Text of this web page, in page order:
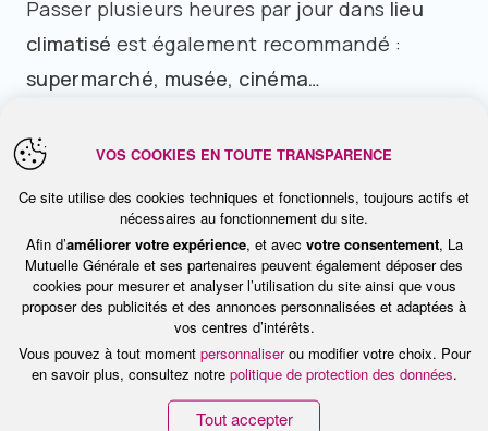
Passer plusieurs heures par jour dans lieu
climatisé est également recommandé :
supermarché, musée, cinéma…
Enfin,
ne laissez jamais un jeune enfant seul
surchauffée ou insuffisamment ventilée
Cela peut paraître évident. On déplore
pourtant chaque année des accidents.
Conseil n°4 : évitez l’activité
physique
VOS COOKIES EN TOUTE TRANSPARENCE
Ce site utilise des cookies techniques et fonctionnels, toujours actifs et
nécessaires au fonctionnement du site.
Afin d’améliorer votre expérience, et avec votre consentement, La
Mutuelle Générale et ses partenaires peuvent également déposer des
cookies pour mesurer et analyser l’utilisation du site ainsi que vous
proposer des publicités et des annonces personnalisées et adaptées à
vos centres d’intérêts.
Vous pouvez à tout moment personnaliserou modifier votre choix. Pour
en savoir plus, consultez notre politique de protection des données.
Tout accepter